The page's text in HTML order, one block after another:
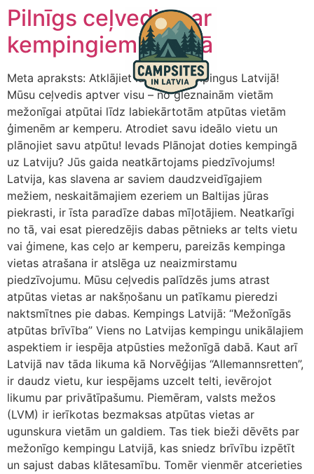
Pilnīgs ceļvedis par
kempingiem Latvijā
Meta apraksts: Atklājiet labākos kempingus Latvijā!
Mūsu ceļvedis aptver visu – no gleznainām vietām
mežonīgai atpūtai līdz labiekārtotām atpūtas vietām
ģimenēm ar kemperu. Atrodiet savu ideālo vietu un
plānojiet savu atpūtu! Ievads Plānojat doties kempingā
uz Latviju? Jūs gaida neatkārtojams piedzīvojums!
Latvija, kas slavena ar saviem daudzveidīgajiem
mežiem, neskaitāmajiem ezeriem un Baltijas jūras
piekrasti, ir īsta paradīze dabas mīļotājiem. Neatkarīgi
no tā, vai esat pieredzējis dabas pētnieks ar telts vietu
vai ģimene, kas ceļo ar kemperu, pareizās kempinga
vietas atrašana ir atslēga uz neaizmirstamu
piedzīvojumu. Mūsu ceļvedis palīdzēs jums atrast
atpūtas vietas ar nakšņošanu un patīkamu pieredzi
naktsmītnes pie dabas. Kempings Latvijā: “Mežonīgās
atpūtas brīvība” Viens no Latvijas kempingu unikālajiem
aspektiem ir iespēja atpūsties mežonīgā dabā. Kaut arī
Latvijā nav tāda likuma kā Norvēģijas “Allemannsretten”,
ir daudz vietu, kur iespējams uzcelt telti, ievērojot
likumu par privātīpašumu. Piemēram, valsts mežos
(LVM) ir ierīkotas bezmaksas atpūtas vietas ar
ugunskura vietām un galdiem. Tas tiek bieži dēvēts par
mežonīgo kempingu Latvijā, kas sniedz brīvību izpētīt
un sajust dabas klātesamību. Tomēr vienmēr atcerieties